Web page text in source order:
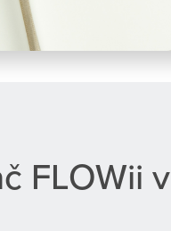
FLOWii v